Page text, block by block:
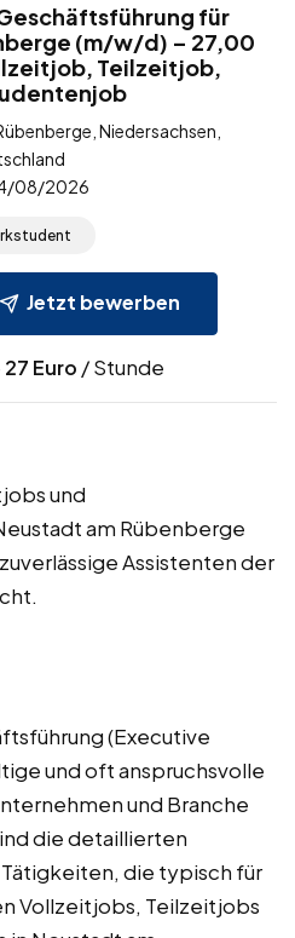
für
(m/w/d) – 27,00
Teilzeitjob,
Niedersachsen,
08/2026
Jetzt bewerben
27 Euro / Stunde
und
am Rübenberge
Assistenten der
(Executive
und oft anspruchsvolle
und Branche
die detaillierten
die typisch für
Vollzeitjobs, Teilzeitjobs